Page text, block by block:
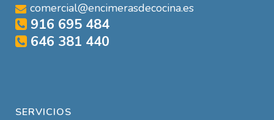
comercial@encimerasdecocina.es
916 695 484
646 381 440
SERVICIOS